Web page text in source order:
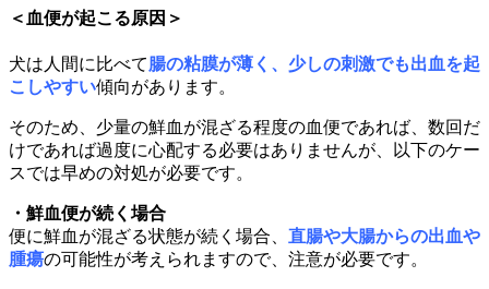
＜血便が起こる原因＞
犬は人間に比べて腸の粘膜が薄く、少しの刺激でも出血を起
こしやすい傾向があります。
そのため、少量の鮮血が混ざる程度の血便であれば、数回だ
けであれば過度に心配する必要はありませんが、以下のケー
スでは早めの対処が必要です。
・鮮血便が続く場合
便に鮮血が混ざる状態が続く場合、 直腸や大腸からの出血や
腫瘍の可能性が考えられますので、注意が必要です。